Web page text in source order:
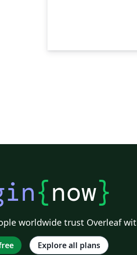
{now}
worldwide trust Overleaf
Explore all plans